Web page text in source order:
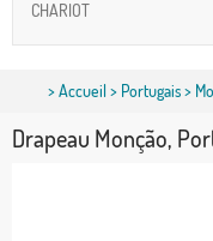
CHARIOT
>Accueil> Portugais>
Drapeau Monção,